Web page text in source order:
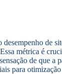
de
métrica é
de que a
para